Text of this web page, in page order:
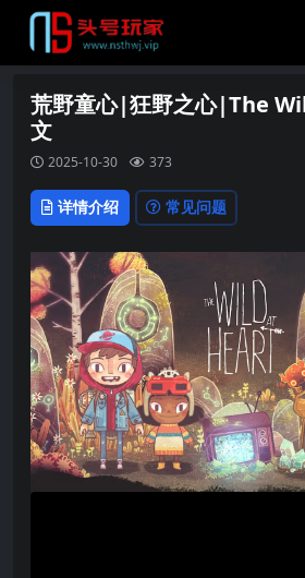
荒野童心|狂野之心|The
文
2025-10-30 373
详情介绍 常见问题